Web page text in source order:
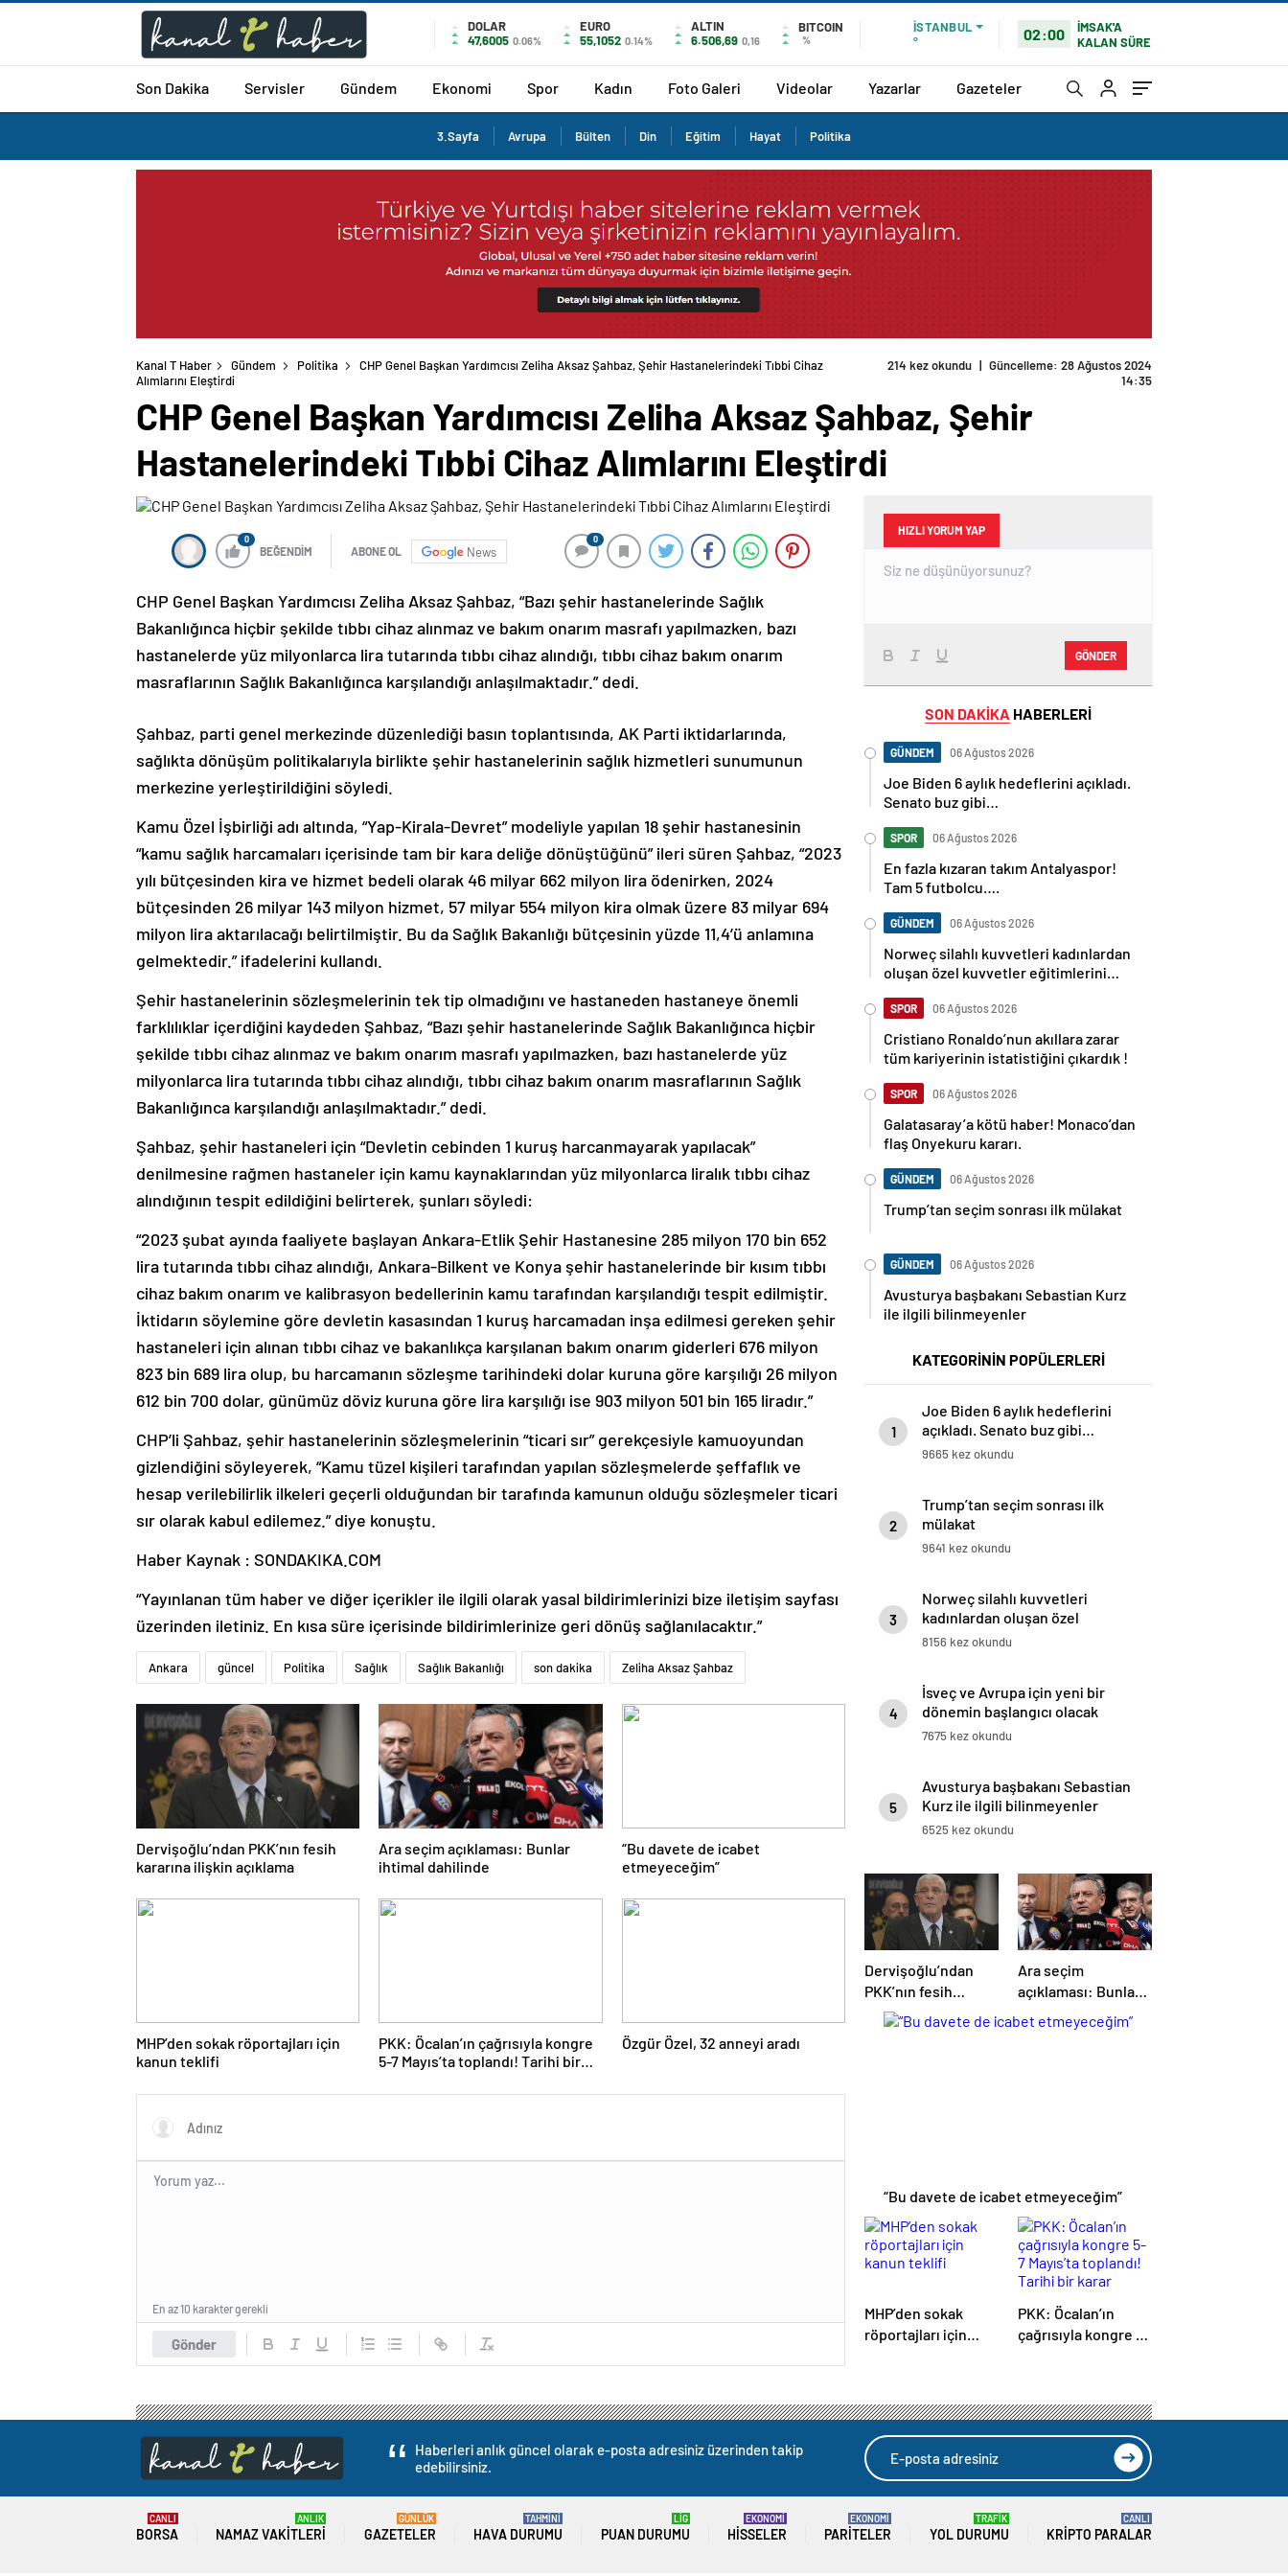
DOLAR
47,6005 0.06%
EURO
55,1052 0.14%
ALTIN
6.506,69 0,16
BITCOIN
%
İSTANBUL
°
02:00
İMSAK'A
KALAN SÜRE
Son Dakika Servisler Gündem Ekonomi Spor Kadın Foto Galeri Videolar Yazarlar Gazeteler
3.Sayfa Avrupa Bülten Din Eğitim Hayat Politika
Kanal T Haber Gündem Politika
CHP Genel Başkan Yardımcısı Zeliha Aksaz Şahbaz, Şehir Hastanelerindeki Tıbbi Cihaz
Alımlarını Eleştirdi
214 kez okundu | Güncelleme: 28 Ağustos 2024
14:35
CHP Genel Başkan Yardımcısı Zeliha Aksaz Şahbaz, Şehir
Hastanelerindeki Tıbbi Cihaz Alımlarını Eleştirdi
0
BEĞENDİM ABONE OL News
0
CHP Genel Başkan Yardımcısı Zeliha Aksaz Şahbaz, “Bazı şehir hastanelerinde Sağlık
Bakanlığınca hiçbir şekilde tıbbı cihaz alınmaz ve bakım onarım masrafı yapılmazken, bazı
hastanelerde yüz milyonlarca lira tutarında tıbbı cihaz alındığı, tıbbı cihaz bakım onarım
masraflarının Sağlık Bakanlığınca karşılandığı anlaşılmaktadır.” dedi.
Şahbaz, parti genel merkezinde düzenlediği basın toplantısında, AK Parti iktidarlarında,
sağlıkta dönüşüm politikalarıyla birlikte şehir hastanelerinin sağlık hizmetleri sunumunun
merkezine yerleştirildiğini söyledi.
Kamu Özel İşbirliği adı altında, “Yap-Kirala-Devret” modeliyle yapılan 18 şehir hastanesinin
“kamu sağlık harcamaları içerisinde tam bir kara deliğe dönüştüğünü” ileri süren Şahbaz, “2023
yılı bütçesinden kira ve hizmet bedeli olarak 46 milyar 662 milyon lira ödenirken, 2024
bütçesinden 26 milyar 143 milyon hizmet, 57 milyar 554 milyon kira olmak üzere 83 milyar 694
milyon lira aktarılacağı belirtilmiştir. Bu da Sağlık Bakanlığı bütçesinin yüzde 11,4’ü anlamına
gelmektedir.” ifadelerini kullandı.
Şehir hastanelerinin sözleşmelerinin tek tip olmadığını ve hastaneden hastaneye önemli
farklılıklar içerdiğini kaydeden Şahbaz, “Bazı şehir hastanelerinde Sağlık Bakanlığınca hiçbir
şekilde tıbbı cihaz alınmaz ve bakım onarım masrafı yapılmazken, bazı hastanelerde yüz
milyonlarca lira tutarında tıbbı cihaz alındığı, tıbbı cihaz bakım onarım masraflarının Sağlık
Bakanlığınca karşılandığı anlaşılmaktadır.” dedi.
Şahbaz, şehir hastaneleri için “Devletin cebinden 1 kuruş harcanmayarak yapılacak”
denilmesine rağmen hastaneler için kamu kaynaklarından yüz milyonlarca liralık tıbbı cihaz
alındığının tespit edildiğini belirterek, şunları söyledi:
“2023 şubat ayında faaliyete başlayan Ankara-Etlik Şehir Hastanesine 285 milyon 170 bin 652
lira tutarında tıbbı cihaz alındığı, Ankara-Bilkent ve Konya şehir hastanelerinde bir kısım tıbbı
cihaz bakım onarım ve kalibrasyon bedellerinin kamu tarafından karşılandığı tespit edilmiştir.
İktidarın söylemine göre devletin kasasından 1 kuruş harcamadan inşa edilmesi gereken şehir
hastaneleri için alınan tıbbı cihaz ve bakanlıkça karşılanan bakım onarım giderleri 676 milyon
823 bin 689 lira olup, bu harcamanın sözleşme tarihindeki dolar kuruna göre karşılığı 26 milyon
612 bin 700 dolar, günümüz döviz kuruna göre lira karşılığı ise 903 milyon 501 bin 165 liradır.”
CHP’li Şahbaz, şehir hastanelerinin sözleşmelerinin “ticari sır” gerekçesiyle kamuoyundan
gizlendiğini söyleyerek, “Kamu tüzel kişileri tarafından yapılan sözleşmelerde şeffaflık ve
hesap verilebilirlik ilkeleri geçerli olduğundan bir tarafında kamunun olduğu sözleşmeler ticari
sır olarak kabul edilemez.” diye konuştu.
Haber Kaynak : SONDAKIKA.COM
“Yayınlanan tüm haber ve diğer içerikler ile ilgili olarak yasal bildirimlerinizi bize iletişim sayfası
üzerinden iletiniz. En kısa süre içerisinde bildirimlerinize geri dönüş sağlanılacaktır.”
Ankara güncel Politika Sağlık Sağlık Bakanlığı son dakika Zeliha Aksaz Şahbaz
Dervişoğlu’ndan PKK’nın fesih
kararına ilişkin açıklama
Ara seçim açıklaması: Bunlar
ihtimal dahilinde
“Bu davete de icabet
etmeyeceğim”
MHP’den sokak röportajları için
kanun teklifi
PKK: Öcalan’ın çağrısıyla kongre
5-7 Mayıs’ta toplandı! Tarihi bir
Özgür Özel, 32 anneyi aradı
Gönder
En az 10 karakter gerekli
HIZLI YORUM YAP
GÖNDER
SON DAKİKA HABERLERİ
GÜNDEM 06 Ağustos 2026
Joe Biden 6 aylık hedeflerini açıkladı.
Senato buz gibi…
SPOR 06 Ağustos 2026
En fazla kızaran takım Antalyaspor!
Tam 5 futbolcu….
GÜNDEM 06 Ağustos 2026
Norweç silahlı kuvvetleri kadınlardan
oluşan özel kuvvetler eğitimlerini
SPOR 06 Ağustos 2026
Cristiano Ronaldo’nun akıllara zarar
tüm kariyerinin istatistiğini çıkardık !
SPOR 06 Ağustos 2026
Galatasaray’a kötü haber! Monaco’dan
flaş Onyekuru kararı.
GÜNDEM 06 Ağustos 2026
Trump’tan seçim sonrası ilk mülakat
GÜNDEM 06 Ağustos 2026
Avusturya başbakanı Sebastian Kurz
ile ilgili bilinmeyenler
KATEGORİNİN POPÜLERLERİ
1
Joe Biden 6 aylık hedeflerini
açıkladı. Senato buz gibi…
9665 kez okundu
2
Trump’tan seçim sonrası ilk
mülakat
9641 kez okundu
3
Norweç silahlı kuvvetleri
kadınlardan oluşan özel
kuvvetler eğitimlerini başlattı.
8156 kez okundu
4
İsveç ve Avrupa için yeni bir
dönemin başlangıcı olacak
kararlar.
7675 kez okundu
5
Avusturya başbakanı Sebastian
Kurz ile ilgili bilinmeyenler
6525 kez okundu
Dervişoğlu’ndan
PKK’nın fesih
kararına ilişkin
Ara seçim
açıklaması: Bunlar
ihtimal dahilinde
“Bu davete de icabet etmeyeceğim”
MHP’den sokak
röportajları için
PKK: Öcalan’ın
çağrısıyla kongre 5-
Haberleri anlık güncel olarak e-posta adresiniz üzerinden takip
edebilirsiniz.
BORSA
CANLI
NAMAZ VAKITLERI
ANLIK
GAZETELER
GÜNLÜK
HAVA DURUMU
TAHMİNİ
PUAN DURUMU
LİG
HISSELER
EKONOMİ
PARITELER
EKONOMİ
YOL DURUMU
TRAFİK
KRIPTO PARALAR
CANLI